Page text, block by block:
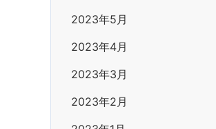
2023年5月
2023年4月
2023年3月
2023年2月